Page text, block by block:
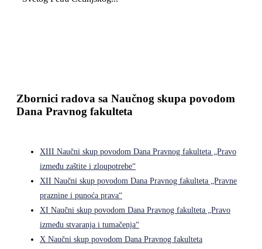
Zbornici radova sa Naučnog skupa povodom
Dana Pravnog fakulteta
XIII Naučni skup povodom Dana Pravnog fakulteta „Pravo
između zaštite i zloupotrebe“
XII Naučni skup povodom Dana Pravnog fakulteta „Pravne
praznine i punoća prava“
XI Naučni skup povodom Dana Pravnog fakulteta „Pravo
između stvaranja i tumačenja“
X Naučni skup povodom Dana Pravnog fakulteta